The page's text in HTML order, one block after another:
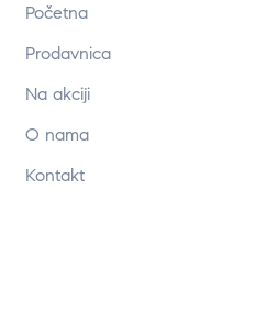
Početna
Prodavnica
Na akciji
O nama
Kontakt